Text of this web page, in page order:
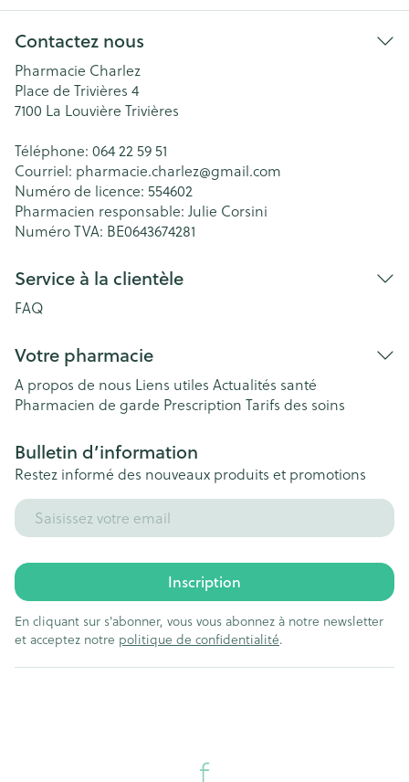
Contactez nous
Pharmacie Charlez
Place de Trivières 4
7100 La Louvière Trivières
Téléphone: 064 22 59 51
Courriel: pharmacie.charlez@gmail.com
Numéro de licence: 554602
Pharmacien responsable: Julie Corsini
Numéro TVA: BE0643674281
Service à la clientèle
FAQ
Votre pharmacie
A propos de nous Liens utiles Actualités santé
Pharmacien de garde Prescription Tarifs des soins
Bulletin d’information
Restez informé des nouveaux produits et promotions
Adresse mail
Inscription
En cliquant sur s'abonner, vous vous abonnez à notre newsletter
et acceptez notre politique de confidentialité.